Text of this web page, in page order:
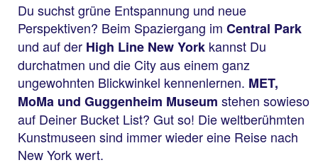
Du suchst grüne Entspannung und neue
Perspektiven? Beim Spaziergang im Central Park
und auf der High Line New York kannst Du
durchatmen und die City aus einem ganz
ungewohnten Blickwinkel kennenlernen. MET,
MoMa und Guggenheim Museum stehen sowieso
auf Deiner Bucket List? Gut so! Die weltberühmten
Kunstmuseen sind immer wieder eine Reise nach
New York wert.